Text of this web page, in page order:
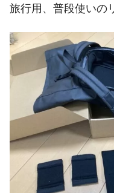
旅行用、普段使いの